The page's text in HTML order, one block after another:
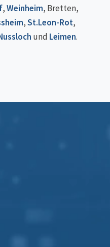
,Weinheim, Bretten,
,St.Leon-Rot,
und Leimen.